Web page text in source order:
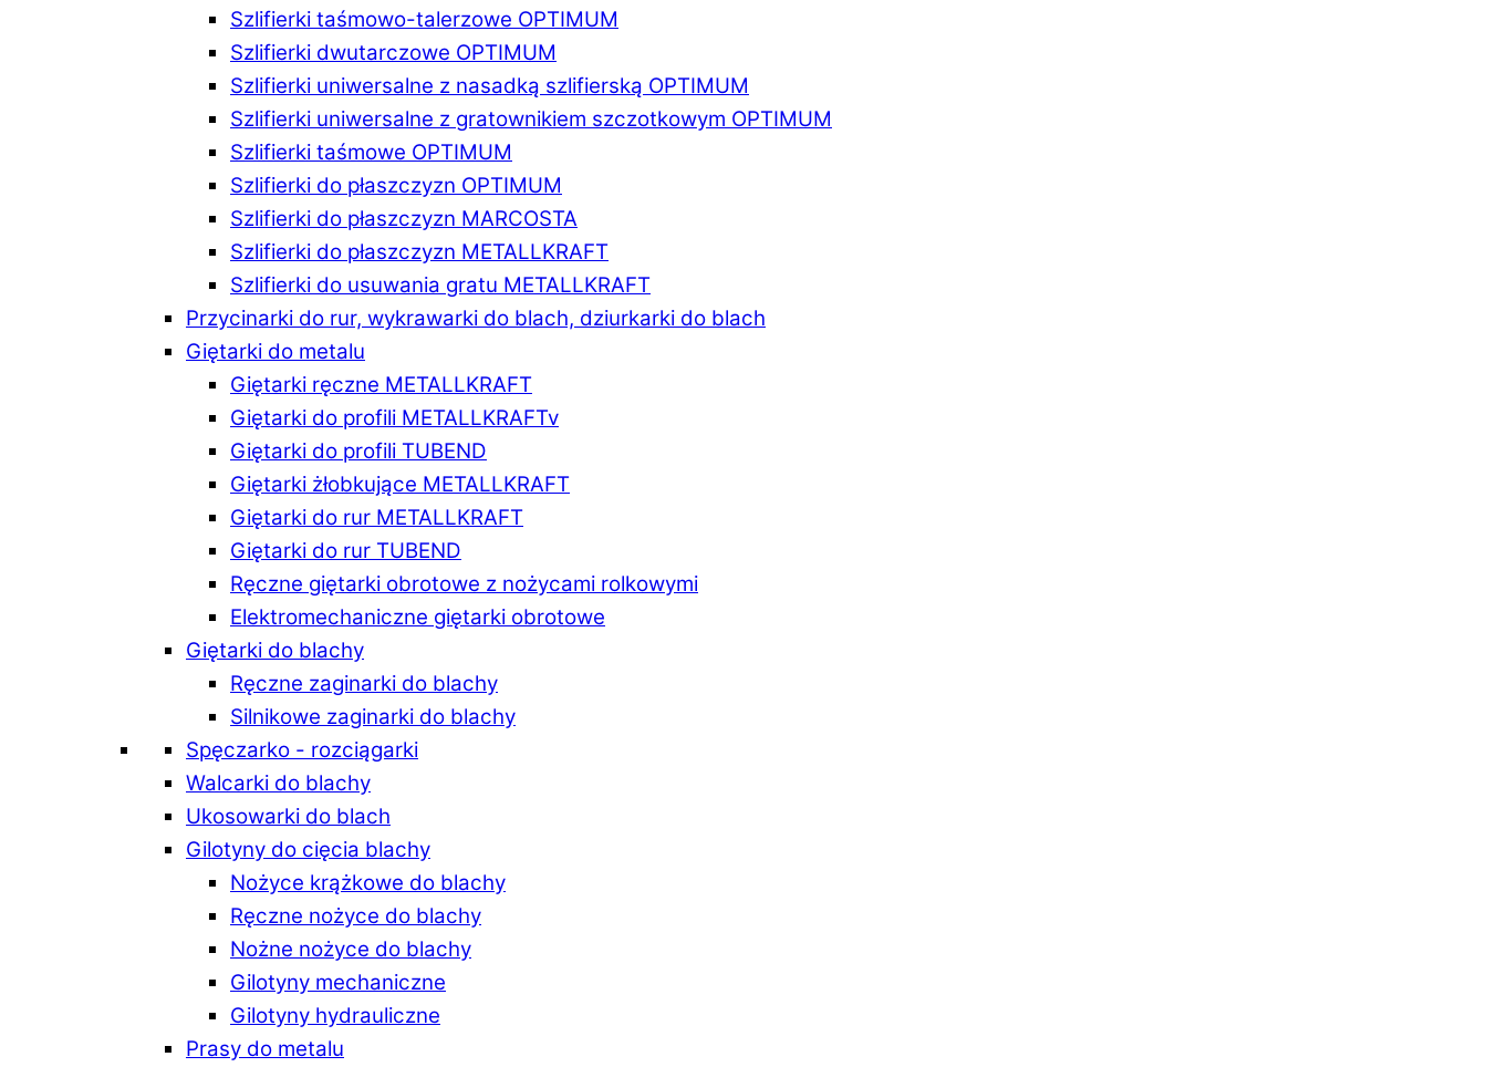
Szlifierki taśmowo-talerzowe OPTIMUM
Szlifierki dwutarczowe OPTIMUM
Szlifierki uniwersalne z nasadką szlifierską OPTIMUM
Szlifierki uniwersalne z gratownikiem szczotkowym OPTIMUM
Szlifierki taśmowe OPTIMUM
Szlifierki do płaszczyzn OPTIMUM
Szlifierki do płaszczyzn MARCOSTA
Szlifierki do płaszczyzn METALLKRAFT
Szlifierki do usuwania gratu METALLKRAFT
Przycinarki do rur, wykrawarki do blach, dziurkarki do blach
Giętarki do metalu
Giętarki ręczne METALLKRAFT
Giętarki do profili METALLKRAFTv
Giętarki do profili TUBEND
Giętarki żłobkujące METALLKRAFT
Giętarki do rur METALLKRAFT
Giętarki do rur TUBEND
Ręczne giętarki obrotowe z nożycami rolkowymi
Elektromechaniczne giętarki obrotowe
Giętarki do blachy
Ręczne zaginarki do blachy
Silnikowe zaginarki do blachy
Spęczarko - rozciągarki
Walcarki do blachy
Ukosowarki do blach
Gilotyny do cięcia blachy
Nożyce krążkowe do blachy
Ręczne nożyce do blachy
Nożne nożyce do blachy
Gilotyny mechaniczne
Gilotyny hydrauliczne
Prasy do metalu